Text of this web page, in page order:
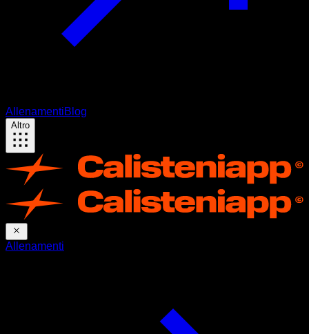
AllenamentiBlog
Altro
Allenamenti